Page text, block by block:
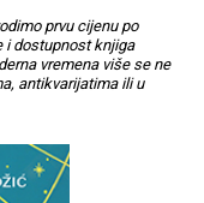
prvu cijenu po
i dostupnost knjiga
vremena više se ne
antikvarijatima ili u